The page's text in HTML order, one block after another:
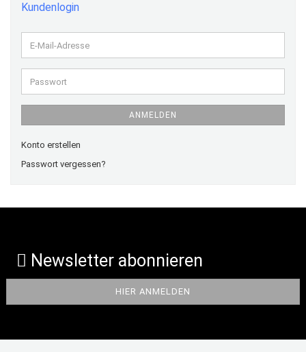
Kundenlogin
E-
Mail-
Adresse
Passwort
ANMELDEN
Konto erstellen
Passwort vergessen?
Newsletter abonnieren